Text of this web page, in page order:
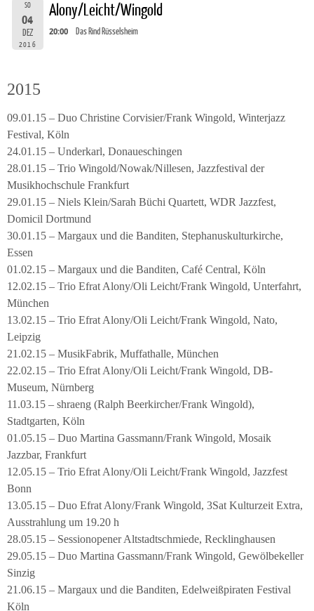
SO
04
DEZ
2016
Alony/Leicht/Wingold
20:00 Das Rind Rüsselsheim
2015
09.01.15 – Duo Christine Corvisier/Frank Wingold, Winterjazz
Festival, Köln
24.01.15 – Underkarl, Donaueschingen
28.01.15 – Trio Wingold/Nowak/Nillesen, Jazzfestival der
Musikhochschule Frankfurt
29.01.15 – Niels Klein/Sarah Büchi Quartett, WDR Jazzfest,
Domicil Dortmund
30.01.15 – Margaux und die Banditen, Stephanuskulturkirche,
Essen
01.02.15 – Margaux und die Banditen, Café Central, Köln
12.02.15 – Trio Efrat Alony/Oli Leicht/Frank Wingold, Unterfahrt,
München
13.02.15 – Trio Efrat Alony/Oli Leicht/Frank Wingold, Nato,
Leipzig
21.02.15 – MusikFabrik, Muffathalle, München
22.02.15 – Trio Efrat Alony/Oli Leicht/Frank Wingold, DB-
Museum, Nürnberg
11.03.15 – shraeng (Ralph Beerkircher/Frank Wingold),
Stadtgarten, Köln
01.05.15 – Duo Martina Gassmann/Frank Wingold, Mosaik
Jazzbar, Frankfurt
12.05.15 – Trio Efrat Alony/Oli Leicht/Frank Wingold, Jazzfest
Bonn
13.05.15 – Duo Efrat Alony/Frank Wingold, 3Sat Kulturzeit Extra,
Ausstrahlung um 19.20 h
28.05.15 – Sessionopener Altstadtschmiede, Recklinghausen
29.05.15 – Duo Martina Gassmann/Frank Wingold, Gewölbekeller
Sinzig
21.06.15 – Margaux und die Banditen, Edelweißpiraten Festival
Köln